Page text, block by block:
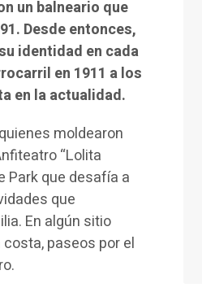
un balneario que
Desde entonces,
identidad en cada
en 1911 a los
en la actualidad.
moldearon
“Lolita
Park que desafía a
que
En algún sitio
paseos por el